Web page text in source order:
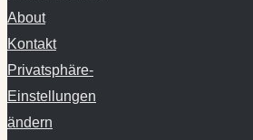
About
Kontakt
Privatsphäre-
Einstellungen
ändern